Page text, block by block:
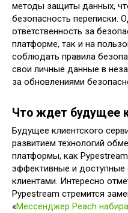
методы защиты данных,
безопасность переписки.
ответственность за
платформе, так и на
соблюдать правила
свои личные данные в
за обновлениями
Что ждет будущее
Будущее клиентского
развитием технологий
платформы, как
эффективные и
клиентами. Интересно
Pypestream стремится
«Мессенджер Peach